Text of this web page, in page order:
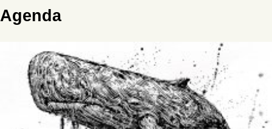
Agenda